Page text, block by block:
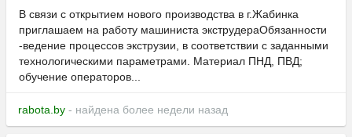
В связи с открытием нового производства в г.Жабинка
приглашаем на работу машиниста экструдераОбязанности
-ведение процессов экструзии, в соответствии с заданными
технологическими параметрами. Материал ПНД, ПВД;
обучение операторов...
rabota.by - найдена более недели назад